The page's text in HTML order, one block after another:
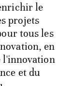
le
projets
tous les
en
l'innovation
et du